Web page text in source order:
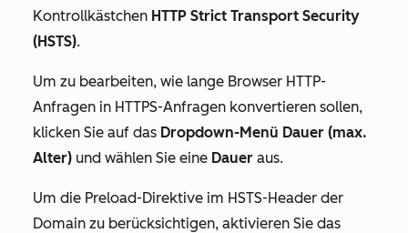
Kontrollkästchen HTTP Strict Transport Security
(HSTS).
Um zu bearbeiten, wie lange Browser HTTP-
Anfragen in HTTPS-Anfragen konvertieren sollen,
klicken Sie auf das Dropdown-Menü Dauer (max.
Alter) und wählen Sie eine Dauer aus.
Um die Preload-Direktive im HSTS-Header der
Domain zu berücksichtigen, aktivieren Sie das